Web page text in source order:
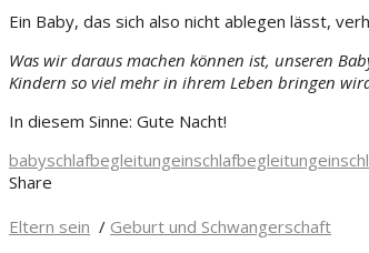
Ein Baby, das sich also nicht ablegen lässt,
Was wir daraus machen können ist, unseren
Kindern so viel mehr in ihrem Leben bringen
In diesem Sinne: Gute Nacht!
babyschlafbegleitungeinschlafbegleitung
Share
Eltern sein / Geburt und Schwangerschaft